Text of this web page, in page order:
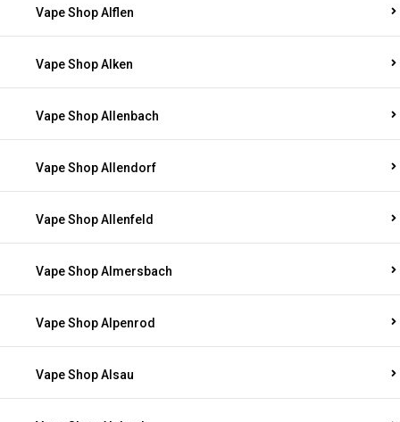
Vape Shop Alflen
Vape Shop Alken
Vape Shop Allenbach
Vape Shop Allendorf
Vape Shop Allenfeld
Vape Shop Almersbach
Vape Shop Alpenrod
Vape Shop Alsau